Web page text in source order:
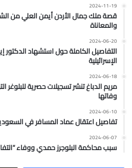
2024-11-19
قصة ملك جمال الأردن أيمن العلي من
والمعاناة
2024-06-20
التفاصيل الكاملة حول استشهاد الدكتور
الإسرائيلية
2024-06-18
مريم الدباغ تنشر تسجيلات حصرية للبلوغر
وفاتها
2024-06-10
تفاصيل اعتقال عماد المسافر في
2024-06-07
سبب محاكمة البلوجرز حمدي ووفاء